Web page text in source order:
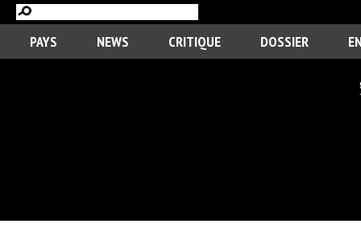
PAYS NEWS CRITIQUE DOSSIER